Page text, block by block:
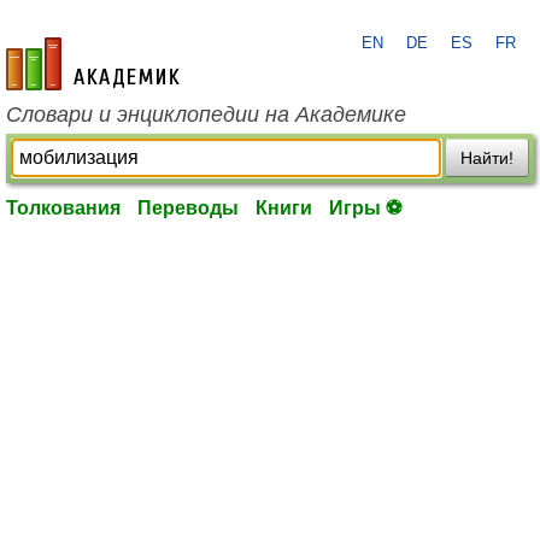
academic.ru
EN DE ES FR
Словари и энциклопедии на Академике
Найти!
Толкования Переводы Книги Игры ⚽